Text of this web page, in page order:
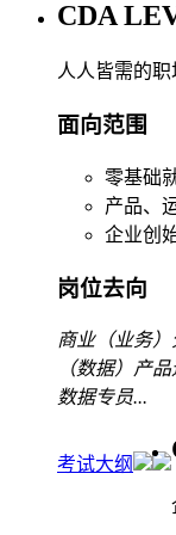
CDA
人人皆需的
面向范围
零基础
产品、
企业创
岗位去向
商业（业务
（数据）产
数据专员...
考试大纲